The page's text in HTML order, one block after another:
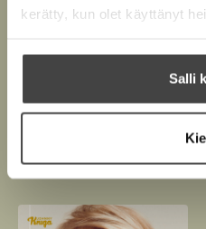
kerätty, kun olet käyttänyt
Salli